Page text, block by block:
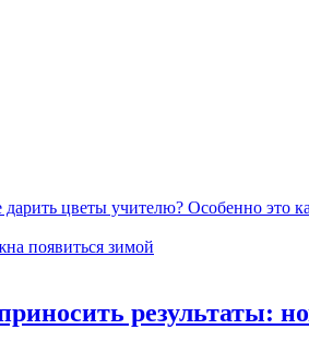
цветы учителю? Особенно это
результаты: